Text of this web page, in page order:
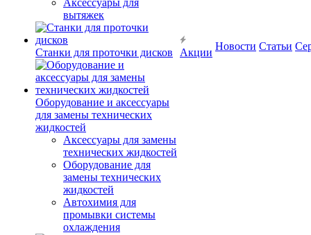
Аксессуары для
вытяжек
Станки для проточки дисков
Оборудование и аксессуары
для замены технических
жидкостей
Аксессуары для замены
технических жидкостей
Оборудование для
замены технических
жидкостей
Автохимия для
промывки системы
охлаждения
Акции
Новости Статьи